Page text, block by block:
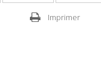
Imprimer